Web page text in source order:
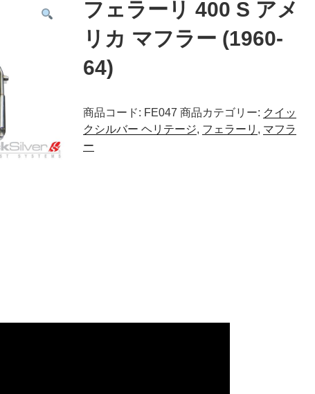
フェラーリ 400 S アメ
リカ マフラー (1960-
64)
商品コード: FE047 商品カテゴリー: クイッ
クシルバー ヘリテージ, フェラーリ , マフラ
ー